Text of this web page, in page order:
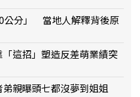
公分」 當地人解釋背後原
這招」塑造反差萌業績突
親曝頭七都沒夢到姐姐